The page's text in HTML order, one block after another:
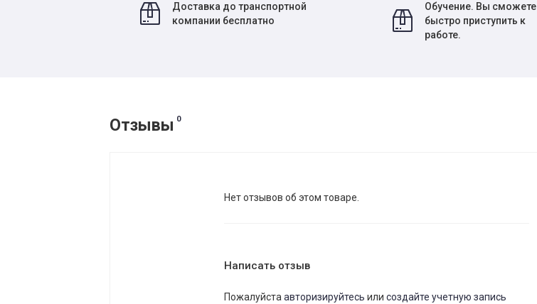
Доставка до транспортной
компании бесплатно
Обучение. Вы сможете
быстро приступить к
работе.
Отзывы 0
Нет отзывов об этом товаре.
Написать отзыв
Пожалуйстаавторизируйтесь илисоздайте учетную запись